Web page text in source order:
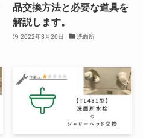
品交換方法と必要な道具を
解説します。
2022年3月26日 洗面所